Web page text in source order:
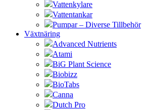
Vattenkylare
Vattentankar
Pumpar – Diverse Tillbehör
Växtnäring
Advanced Nutrients
Atami
BiG Plant Science
Biobizz
BioTabs
Canna
Dutch Pro